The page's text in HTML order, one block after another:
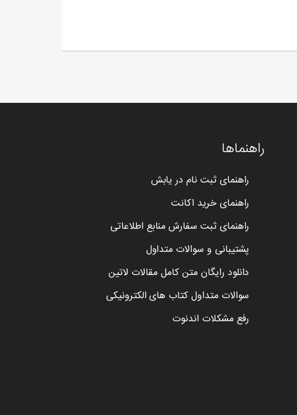
راهنماها
راهنمای ثبت نام در یابش
راهنمای خرید اکانت
راهنمای ثبت سفارش منابع اطلاعاتی
پشتیبانی و سوالات متداول
دانلود رایگان متن کامل مقالات لاتین
سوالات متداول کتاب های الکترونیکی
رفع مشکلات اندنوت